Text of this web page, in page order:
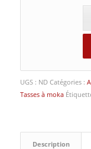
UGS : ND Catégories :
Tasses à moka
Description